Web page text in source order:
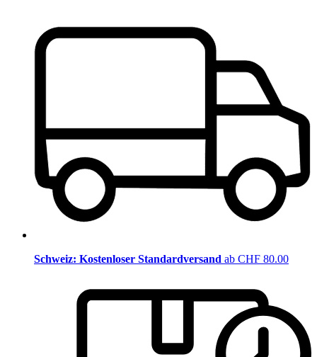
Schweiz: Kostenloser Standardversand ab CHF 80.00